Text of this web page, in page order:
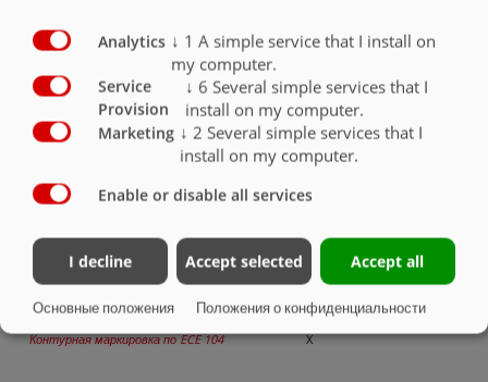
справа и слева (желтые)
X
Габаритные светоотражатели (задние
белые/красные)
X
Стояночные фонари X
Проблесковый маячок
задняя стенка не закрыта на замок)
Контурная маркировка по ECE 104 X
Analytics ↓ 1 A simple service that I install on
my computer.
Service
Provision
↓ 6 Several simple services that I
install on my computer.
Marketing ↓ 2 Several simple services that I
install on my computer.
Enable or disable all services
I decline Accept selected Accept all
Основные положения Положения о конфиденциальности